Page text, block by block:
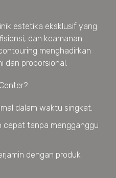
estetika eksklusif yang
dan keamanan.
menghadirkan
dan proporsional.
dalam waktu singkat.
cepat tanpa mengganggu
dengan produk